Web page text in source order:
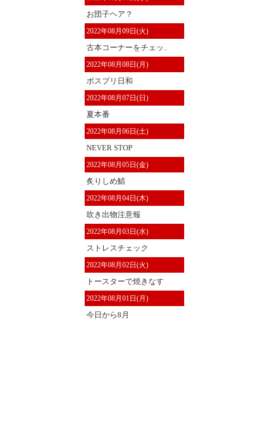
お団子ヘア？
2022年08月09日(火)
古本コーナーをチェッ..
2022年08月08日(月)
ポスプリ日和
2022年08月07日(日)
夏本番
2022年08月06日(土)
NEVER STOP
2022年08月05日(金)
炙りしめ鯖
2022年08月04日(木)
吹き出物注意報
2022年08月03日(水)
ストレスチェック
2022年08月02日(火)
トースターで焼きなす
2022年08月01日(月)
今日から8月